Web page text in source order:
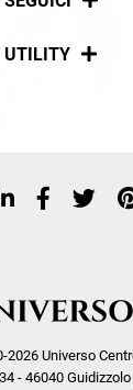
Social
UTILITY
Top ricerche
2026 Universo
- 46040